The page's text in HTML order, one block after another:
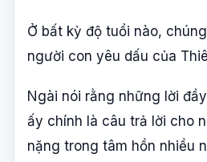
Ở bất kỳ độ tuổi nào,
người con yêu dấu của
Ngài nói rằng những lời
ấy chính là câu trả lời cho
nặng trong tâm hồn nhiều